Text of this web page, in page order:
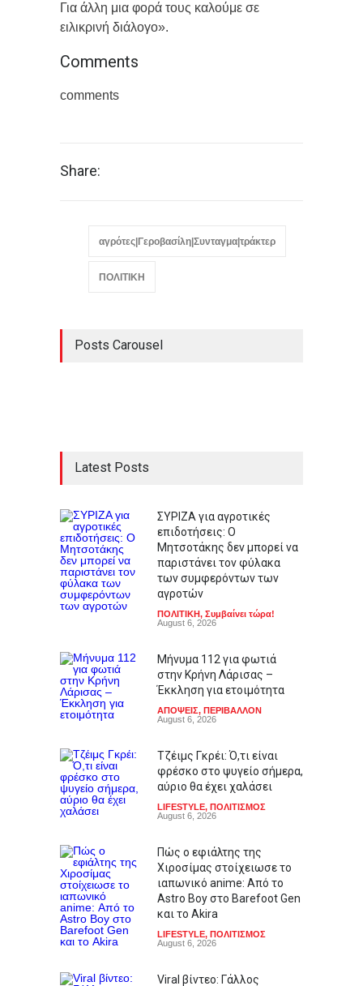
Για άλλη μια φορά τους καλούμε σε
ειλικρινή διάλογο».
Comments
comments
Share:
αγρότες|Γεροβασίλη|Συνταγμα|τράκτερ
ΠΟΛΙΤΙΚΗ
Posts Carousel
Latest Posts
ΣΥΡΙΖΑ για αγροτικές
επιδοτήσεις: Ο
Μητσοτάκης δεν μπορεί να
παριστάνει τον φύλακα
των συμφερόντων των
αγροτών
ΠΟΛΙΤΙΚΗ, Συμβαίνει τώρα!
August 6, 2026
Μήνυμα 112 για φωτιά
στην Κρήνη Λάρισας –
Έκκληση για ετοιμότητα
ΑΠΟΨΕΙΣ, ΠΕΡΙΒΑΛΛΟΝ
August 6, 2026
Τζέιμς Γκρέι: Ό,τι είναι
φρέσκο στο ψυγείο σήμερα,
αύριο θα έχει χαλάσει
LIFESTYLE, ΠΟΛΙΤΙΣΜΟΣ
August 6, 2026
Πώς ο εφιάλτης της
Χιροσίμας στοίχειωσε το
ιαπωνικό anime: Από το
Astro Boy στο Barefoot Gen
και το Akira
LIFESTYLE, ΠΟΛΙΤΙΣΜΟΣ
August 6, 2026
Viral βίντεο: Γάλλος